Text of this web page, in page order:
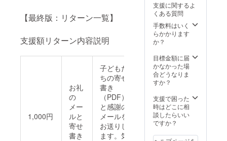
【最終版：リターン一覧】
支援額リターン内容説明
1,000円
お礼
の
メー
ルと
寄せ
書き
子どもた
ちの寄せ
書き
（PDF）
と感謝の
メールを
お送りし
ます。気
支援に関するよ
くある質問
手数料はいく
らかかります
か？
目標金額に届
かなかった場
合どうなりま
すか？
支援で困った
時はどこに相
談したらいい
ですか？